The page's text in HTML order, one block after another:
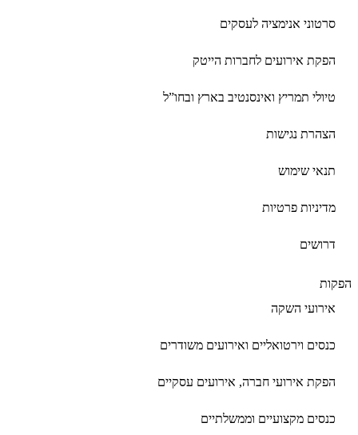
סרטוני אנימציה לעסקים
הפקת אירועים לחברות הייטק
טיולי תמריץ ואינסנטיב בארץ ובחו”ל
הצהרת נגישות
תנאי שימוש
מדיניות פרטיות
דרושים
הפקות
אירועי השקה
כנסים וירטואליים ואירועים משודרים
הפקת אירועי חברה, אירועים עסקיים
כנסים מקצועיים וממשלתיים